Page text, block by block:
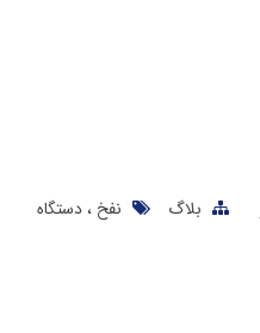
بلاگ نفخ دستگاه